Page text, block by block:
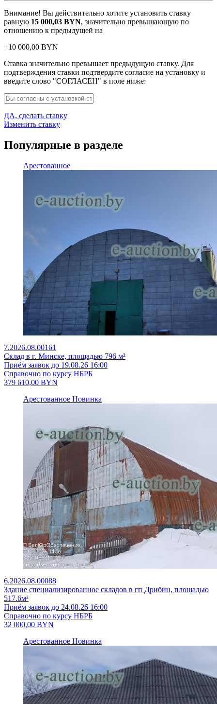
Внимание! Вы действительно хотите установить ставку
равную 15 000,03 BYN, значительно превышающую по
отношению к предыдущей на
+10 000,00 BYN
Ставка значительно превышает предыдущую ставку. Для
подтверждения ставки подтвердите согласие на установку и
введите слово "СОГЛАСЕН" в поле ниже:
ДА, сделать ставку
Изменить ставку
Популярные в разделе
Арестованное
7.2026.08.00161
Склад в г. Минске, площадью 796 м²
Приём заявок до 19.08.26 16:00
Справочно по курсу НБРБ
379 610,00 BYN
Арестованное Новинка
6.2026.08.00088
Здание специализированное складов в гп Дрибин, площадью
517.6м²
Приём заявок до 24.08.26 16:00
Справочно по курсу НБРБ
32 000,00 BYN
Арестованное Новинка